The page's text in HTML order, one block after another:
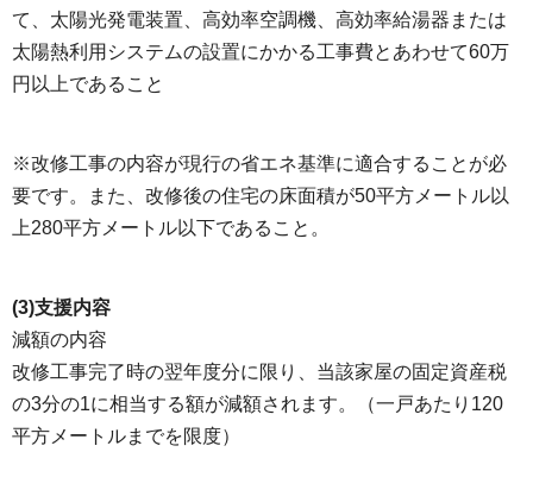
て、太陽光発電装置、高効率空調機、高効率給湯器または
太陽熱利用システムの設置にかかる工事費とあわせて60万
円以上であること
※改修工事の内容が現行の省エネ基準に適合することが必
要です。また、改修後の住宅の床面積が50平方メートル以
上280平方メートル以下であること。
(3)支援内容
減額の内容
改修工事完了時の翌年度分に限り、当該家屋の固定資産税
の3分の1に相当する額が減額されます。（一戸あたり120
平方メートルまでを限度）